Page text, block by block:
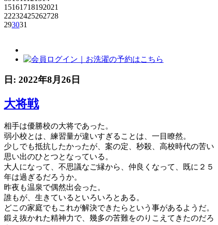
15161718192021
22232425262728
293031
日: 2022年8月26日
大将戦
相手は優勝校の大将であった。
弱小校とは、練習量が違いすぎることは、一目瞭然。
少しでも抵抗したかったが、案の定、秒殺、高校時代の苦い
思い出のひとつとなっている。
大人になって、不思議なご縁から、仲良くなって、既に２５
年は過ぎるだろうか。
昨夜も温泉で偶然出会った。
誰もが、生きているといろいろとある。
どこの家庭でもこれが解決できたらという事があるようだ。
鍛え抜かれた精神力で、幾多の苦難をのりこえてきたのだろ